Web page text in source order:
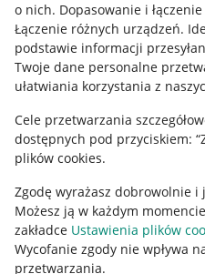
o nich. Dopasowanie i
Łączenie różnych urządzeń.
podstawie informacji
Twoje dane personalne
ułatwiania korzystania z
Cele przetwarzania
dostępnych pod przyciskiem:
plików cookies.
Zgodę wyrażasz dobrowolnie i
Możesz ją w każdym
zakładce Ustawienia plików
Wycofanie zgody nie wpływa
przetwarzania.
Regulamin
Polityka plików "cookies"
Ustawienia plików "cookies"
Udostępnianie lokalizacji
Informacje dla Aktu o
Pobierz aplikację